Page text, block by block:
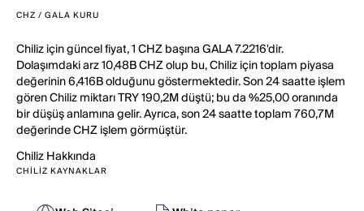
CHZ / GALA KURU
Chiliz için güncel fiyat, 1 CHZ başına GALA 7.2216'dir.
Dolaşımdaki arz 10,48B CHZ olup bu, Chiliz için toplam piyasa
değerinin 6,416B olduğunu göstermektedir. Son 24 saatte işlem
gören Chiliz miktarı TRY 190,2M düştü; bu da %25,00 oranında
bir düşüş anlamına gelir. Ayrıca, son 24 saatte toplam 760,7M
değerinde CHZ işlem görmüştür.
ChilizHakkında
CHILIZ KAYNAKLAR